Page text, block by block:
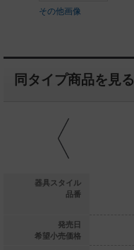
その他画像
同タイプ商品を見る
器具スタイル
品番
発売日
希望小売価格
ベースライト
円(税抜)